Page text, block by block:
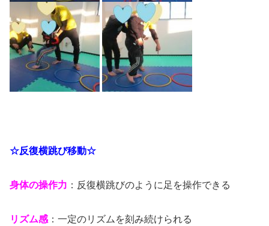
☆反復横跳び移動☆
身体の操作力 ：反復横跳びのように足を操作できる
リズム感 ：一定のリズムを刻み続けられる